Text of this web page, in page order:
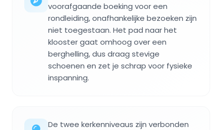
voorafgaande boeking voor een
rondleiding, onafhankelijke bezoeken zijn
niet toegestaan. Het pad naar het
klooster gaat omhoog over een
berghelling, dus draag stevige
schoenen en zet je schrap voor fysieke
inspanning.
De twee kerkenniveaus zijn verbonden